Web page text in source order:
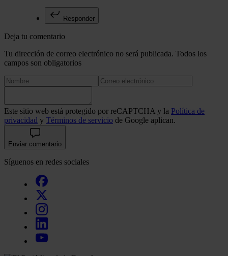
Responder
Deja tu comentario
Tu dirección de correo electrónico no será publicada. Todos los
campos son obligatorios
Este sitio web está protegido por reCAPTCHA y la Política de
privacidad y Términos de servicio de Google aplican.
Enviar comentario
Síguenos en redes sociales